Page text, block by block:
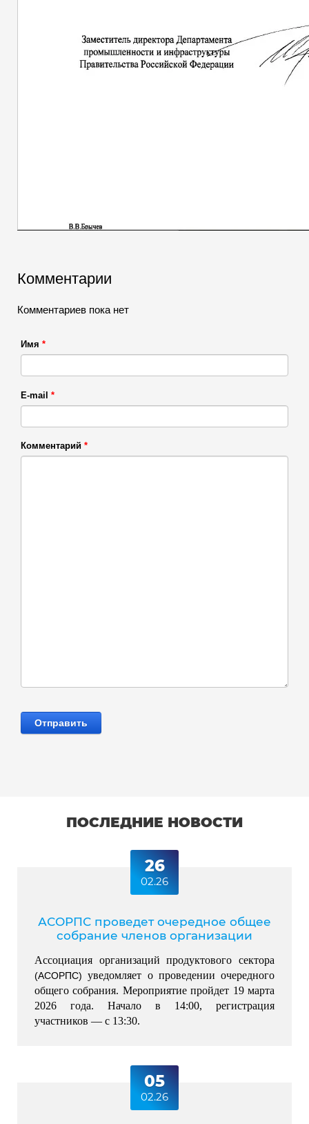
Комментарии
Комментариев пока нет
Имя *
E-mail *
Комментарий *
Отправить
ПОСЛЕДНИЕ НОВОСТИ
26
02.26
АСОРПС проведет очередное общее
собрание членов организации
(АСОРПС) уведомляет о проведении очередного
общего собрания. Мероприятие пройдет 19 марта
2026 года. Начало в 14:00, регистрация
участников — с 13:30.
05
02.26